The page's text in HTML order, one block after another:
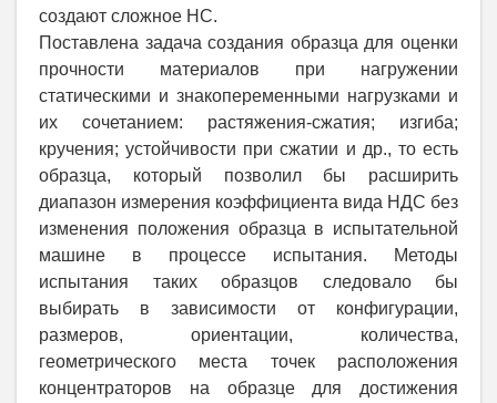
создают сложное НС.
Поставлена задача создания образца для оценки
прочности материалов при нагружении
статическими и знакопеременными нагрузками и
их сочетанием: растяжения-сжатия; изгиба;
кручения; устойчивости при сжатии и др., то есть
образца, который позволил бы расширить
диапазон измерения коэффициента вида НДС без
изменения положения образца в испытательной
машине в процессе испытания. Методы
испытания таких образцов следовало бы
выбирать в зависимости от конфигурации,
размеров, ориентации, количества,
геометрического места точек расположения
концентраторов на образце для достижения